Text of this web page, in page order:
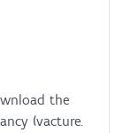
the
(vacture.